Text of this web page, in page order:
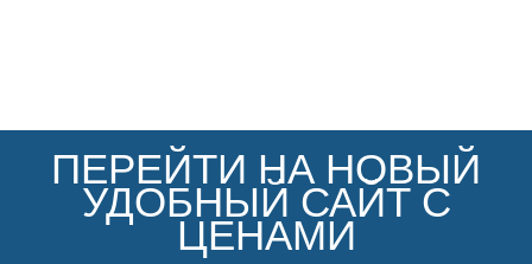
ПЕРЕЙТИ НА НОВЫЙ
УДОБНЫЙ САЙТ С
ЦЕНАМИ